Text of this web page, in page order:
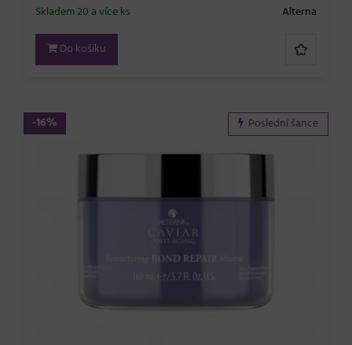
Alterna
Skladem 20 a více ks
Do košíku
-16% Poslední šance